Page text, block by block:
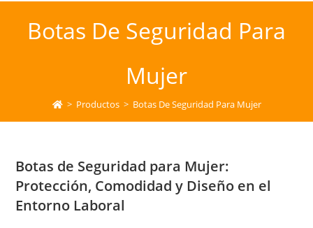
Botas De Seguridad Para
Mujer
> Productos > Botas De Seguridad Para Mujer
Botas de Seguridad para Mujer:
Protección, Comodidad y Diseño en el
Entorno Laboral